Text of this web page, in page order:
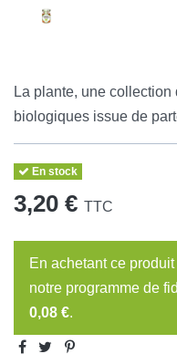
La plante, une
biologiques issue de
En stock
3,20 € TTC
En achetant ce
notre programme de
0,08 €.